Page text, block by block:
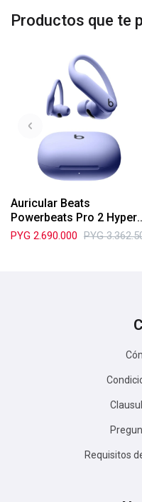
Productos que te
Auricular Beats
Powerbeats Pro 2 Hyper
Purple
PYG 2.690.000 PYG
Requisitos